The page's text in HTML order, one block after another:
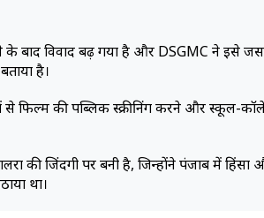
बाद विवाद बढ़ गया है और DSGMC ने इसे
है।
से फिल्म की पब्लिक स्क्रीनिंग करने और स्कूल-
की जिंदगी पर बनी है, जिन्होंने पंजाब में
था।